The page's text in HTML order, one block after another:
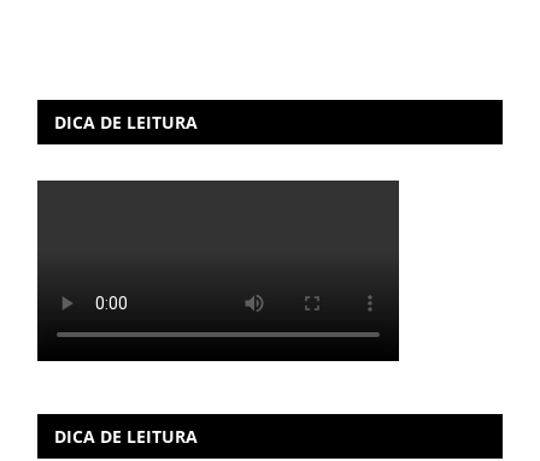
DICA DE LEITURA
DICA DE LEITURA